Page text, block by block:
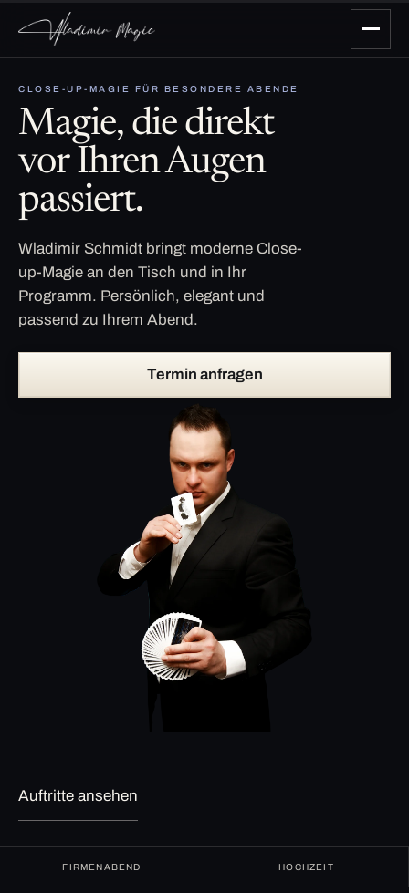
CLOSE-UP-MAGIE FÜR BESONDERE ABENDE
Magie, die direkt
vor Ihren Augen
passiert.
Wladimir Schmidt bringt moderne Close-
up-Magie an den Tisch und in Ihr
Programm. Persönlich, elegant und
passend zu Ihrem Abend.
Termin anfragen
Auftritte ansehen
FIRMENABEND HOCHZEIT